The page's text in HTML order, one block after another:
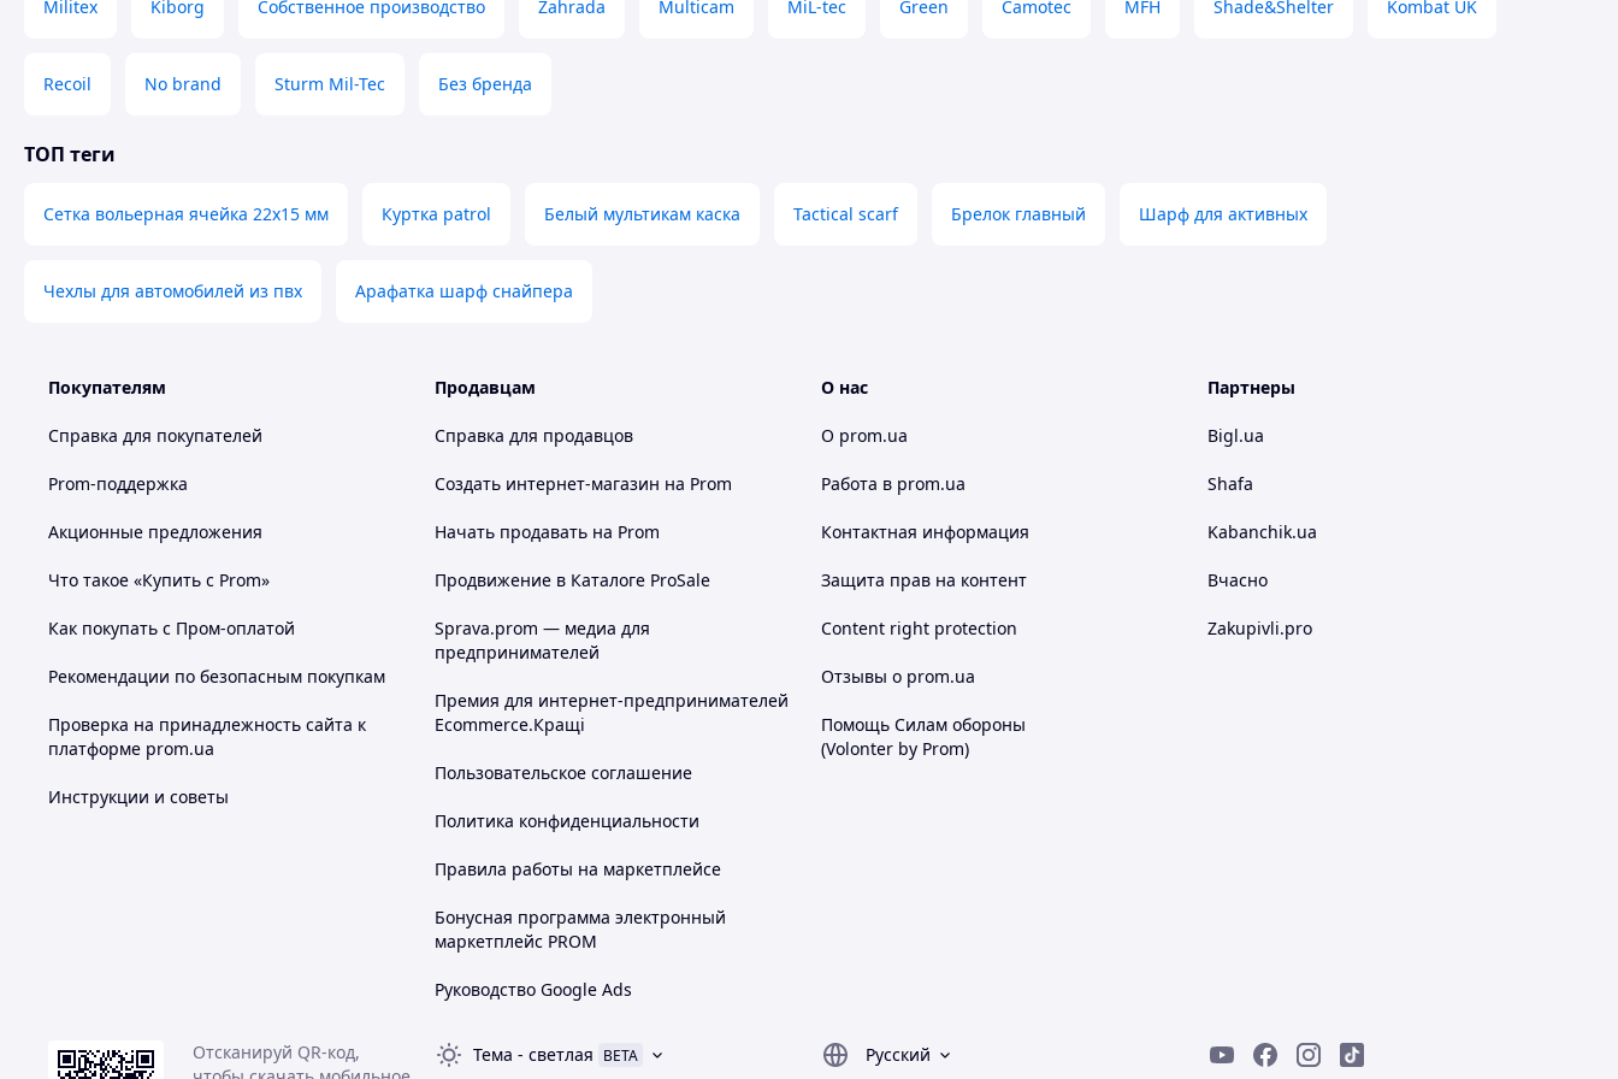
Militex Kiborg Собственное производство Zahrada Multicam MiL-tec Green Camotec MFH Shade&Shelter Kombat UK
Recoil No brand Sturm Mil-Tec Без бренда
ТОП теги
Сетка вольерная ячейка 22х15 мм Куртка patrol Белый мультикам каска Tactical scarf Брелок главный Шарф для активных
Чехлы для автомобилей из пвх Арафатка шарф снайпера
Покупателям
Справка для покупателей
Prom-поддержка
Акционные предложения
Что такое «Купить с Prom»
Как покупать с Пром-оплатой
Рекомендации по безопасным покупкам
Проверка на принадлежность сайта к
платформе prom.ua
Инструкции и советы
Продавцам
Справка для продавцов
Создать интернет-магазин на Prom
Начать продавать на Prom
Продвижение в Каталоге ProSale
Sprava.prom — медиа для
предпринимателей
Премия для интернет-предпринимателей
Ecommerce.Кращі
Пользовательское соглашение
Политика конфиденциальности
Правила работы на маркетплейсе
Бонусная программа электронный
маркетплейс PROM
Руководство Google Ads
О нас
О prom.ua
Работа в prom.ua
Контактная информация
Защита прав на контент
Content right protection
Отзывы о prom.ua
Помощь Силам обороны
(Volonter by Prom)
Партнеры
Bigl.ua
Shafa
Kabanchik.ua
Вчасно
Zakupivli.pro
Отсканируй QR-код,
Тема - светлая BETA Русский